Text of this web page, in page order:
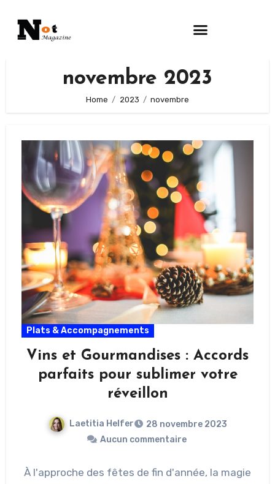
novembre 2023
Home 2023 novembre
Plats & Accompagnements
Vins et Gourmandises : Accords
parfaits pour sublimer votre
réveillon
Laetitia Helfer
28 novembre 2023
Aucun commentaire
À l'approche des fêtes de fin d'année, la magie